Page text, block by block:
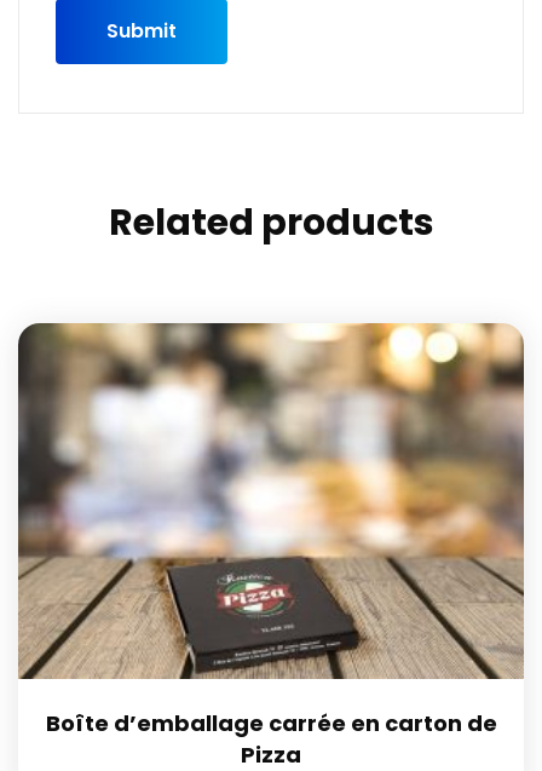
Related products
Boîte d’emballage carrée en carton de
Pizza